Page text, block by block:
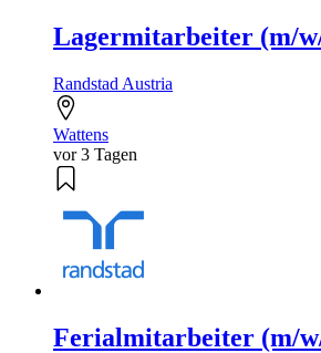
Lagermitarbeiter (m/
Randstad Austria
Wattens
vor 3 Tagen
Ferialmitarbeiter (m/